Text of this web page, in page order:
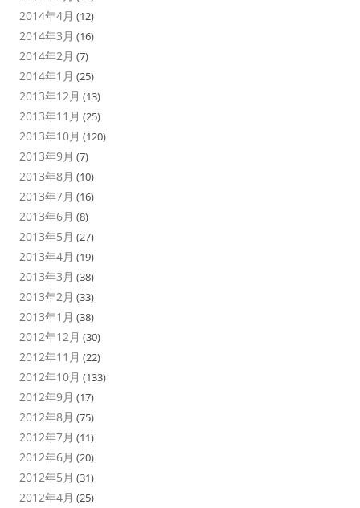
2014年4月 (12)
2014年3月 (16)
2014年2月 (7)
2014年1月 (25)
2013年12月 (13)
2013年11月 (25)
2013年10月 (120)
2013年9月 (7)
2013年8月 (10)
2013年7月 (16)
2013年6月 (8)
2013年5月 (27)
2013年4月 (19)
2013年3月 (38)
2013年2月 (33)
2013年1月 (38)
2012年12月 (30)
2012年11月 (22)
2012年10月 (133)
2012年9月 (17)
2012年8月 (75)
2012年7月 (11)
2012年6月 (20)
2012年5月 (31)
2012年4月 (25)